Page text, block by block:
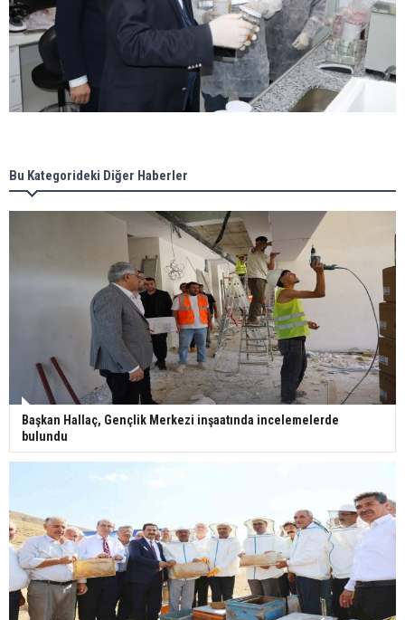
Bu Kategorideki Diğer Haberler
Başkan Hallaç, Gençlik Merkezi inşaatında incelemelerde
bulundu